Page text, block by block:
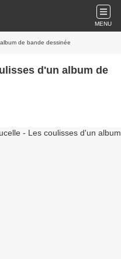
MENU
de bande dessinée
d'un album de